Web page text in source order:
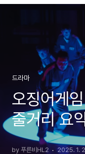
드라마
오징어게
줄거리 요
by 푸른비HL2 2025. 1.